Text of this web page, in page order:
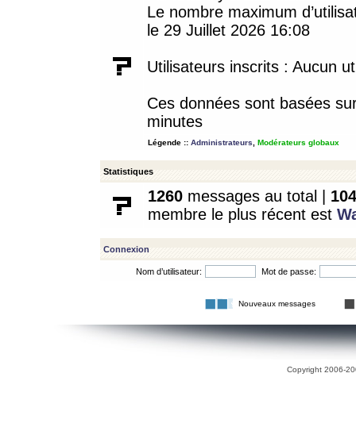
Le nombre maximum
le 29 Juillet 2026 16:08
Utilisateurs inscrits : Aucun
Ces données sont basées
minutes
Légende :: Administrateurs Modérateurs globaux
Statistiques
1260 messages au total | 104
membre le plus récent est
Connexion
Nom d’utilisateur: Mot de passe:
Nouveaux messages
Copyright 2006-